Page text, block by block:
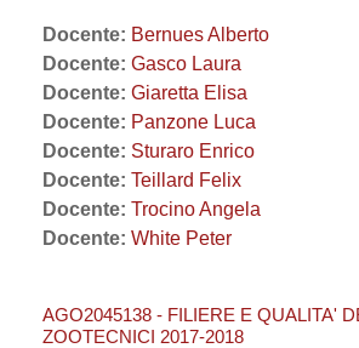
Docente: Bernues Alberto
Docente: Gasco Laura
Docente: Giaretta Elisa
Docente: Panzone Luca
Docente: Sturaro Enrico
Docente: Teillard Felix
Docente: Trocino Angela
Docente: White Peter
AGO2045138 - FILIERE E QUALITA'
ZOOTECNICI 2017-2018